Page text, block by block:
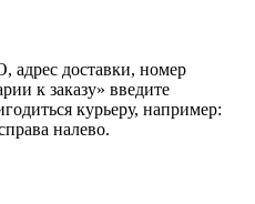
адрес доставки, номер
к заказу» введите
курьеру, например:
налево.